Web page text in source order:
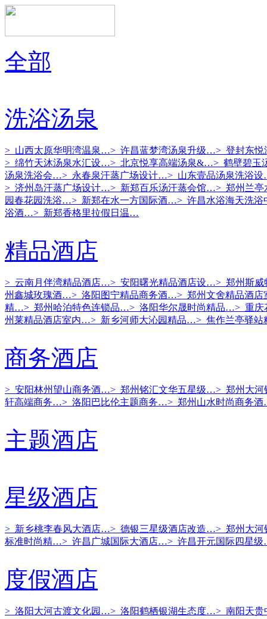
全部
洗浴汤泉
> 山西太原华明湾温泉…> 许昌蓝梦湾汤泉升级…> 登封东
> 绵竹天沐汤泉水汇设…> 北京悦享高端汤泉&…> 鹤壁碧玉
汤泉洗浴会…> 永春泉汗蒸广场设计…> 山东壹品汤泉洗浴
> 济州岛汗蒸广场设计…> 新郑百乐汤汗蒸会馆…> 郑州兰
园春花园洗浴…> 新郑在水一方国际酒…> 许昌水浴海天洗
浴酒…> 新郑香格里拉假日温…
精品酒店
> 云南月伴湾精品酒店…> 安阳曙光精品酒店设…> 郑州斯
州鑫城玫瑰酒…> 洛阳图宁精品商务酒…> 郑州文舍精品酒
精…> 郑州哈泊特色连锁品…> 洛阳华尔晟时尚精品…> 重庆
州莱精品酒店室内…> 新乡河师大沁园精品…> 焦作兰亭驿
商务酒店
> 安阳林州望山商务酒…> 郑州铭汇文华五星级…> 郑州大
轩高端商务…> 洛阳巴比伦主题商务…> 郑州山水时尚商务
主题酒店
星级酒店
> 新乡桃李春风大酒店…> 德银三星级酒店改造…> 郑州大
标准时尚精…> 许昌广城国际大酒店…> 许昌开元国际四星
度假酒店
> 洛阳大河古渡文化园…> 洛阳鹤栖银湖生态度…> 南阳天